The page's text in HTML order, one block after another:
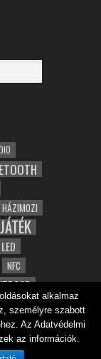
HÁZIMOZI
JÁTÉK
LED
NFC
ZÖLD
alkalmaz
személyre szabott
Az Adatvédelmi
az információk.